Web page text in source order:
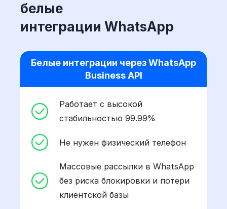
белые
интеграции WhatsApp
Белые интеграции через WhatsApp
Business API
Работает с высокой
стабильностью 99.99%
Не нужен физический телефон
Массовые рассылки в WhatsApp
без риска блокировки и потери
клиентской базы